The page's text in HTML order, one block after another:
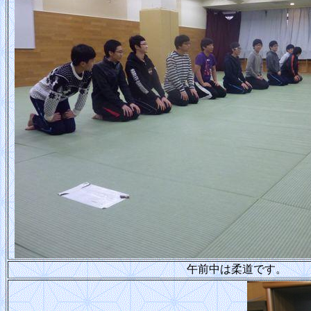
午前中は柔道です。